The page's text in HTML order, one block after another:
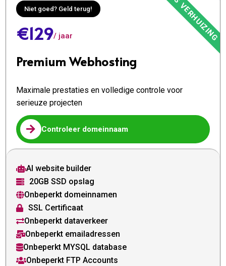
Niet goed? Geld terug!
€129/ jaar
Premium Webhosting
Maximale prestaties en volledige controle voor
serieuze projecten
 Controleer domeinnaam
AI website builder
 20GB SSD opslag
Onbeperkt domeinnamen
 SSL Certificaat
Onbeperkt dataverkeer
Onbeperkt emailadressen
Onbeperkt MYSQL database
Onbeperkt FTP Accounts